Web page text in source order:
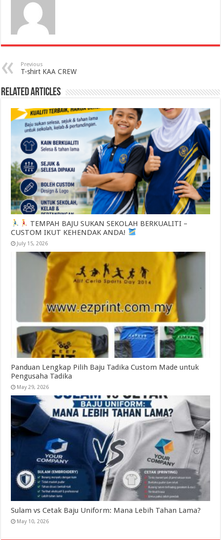
Previous
T-shirt KAA CREW
Related Articles
TEMPAH BAJU SUKAN SEKOLAH BERKUALITI –
CUSTOM IKUT KEHENDAK ANDA!
July 15, 2026
Panduan Lengkap Pilih Baju Tadika Custom Made untuk
Pengusaha Tadika
May 29, 2026
Sulam vs Cetak Baju Uniform: Mana Lebih Tahan Lama?
May 10, 2026